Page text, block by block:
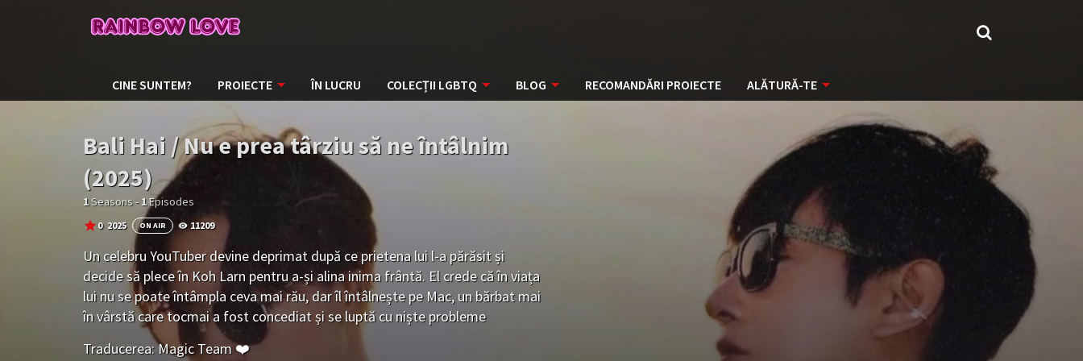
CINE SUNTEM? PROIECTE ÎN LUCRU COLECȚII LGBTQ BLOG RECOMANDĂRI PROIECTE ALĂTURĂ-TE
Bali Hai / Nu e prea târziu să ne întâlnim
(2025)
1Seasons -1Episodes
0 2025 ON AIR 11209
Un celebru YouTuber devine deprimat după ce prietena lui l-a părăsit și
decide să plece în Koh Larn pentru a-și alina inima frântă. El crede că în viața
lui nu se poate întâmpla ceva mai rău, dar îl întâlnește pe Mac, un bărbat mai
în vârstă care tocmai a fost concediat și se luptă cu niște probleme
personale. Cei doi devin prieteni, iar relația lor pare să meargă bine. Cu toate
acestea, lucrurile iau o întorsătură neașteptată atunci când întâlnesc un
Traducerea: Magic Team ❤️